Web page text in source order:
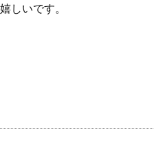
しいです。